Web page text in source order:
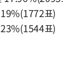
표)
표)